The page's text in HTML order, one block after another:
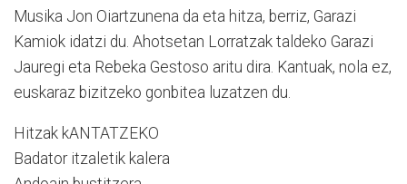
Musika Jon Oiartzunena da eta hitza, berriz, Garazi
Kamiok idatzi du. Ahotsetan Lorratzak taldeko Garazi
Jauregi eta Rebeka Gestoso aritu dira. Kantuak, nola ez,
euskaraz bizitzeko gonbitea luzatzen du.
Hitzak kANTATZEKO
Badator itzaletik kalera